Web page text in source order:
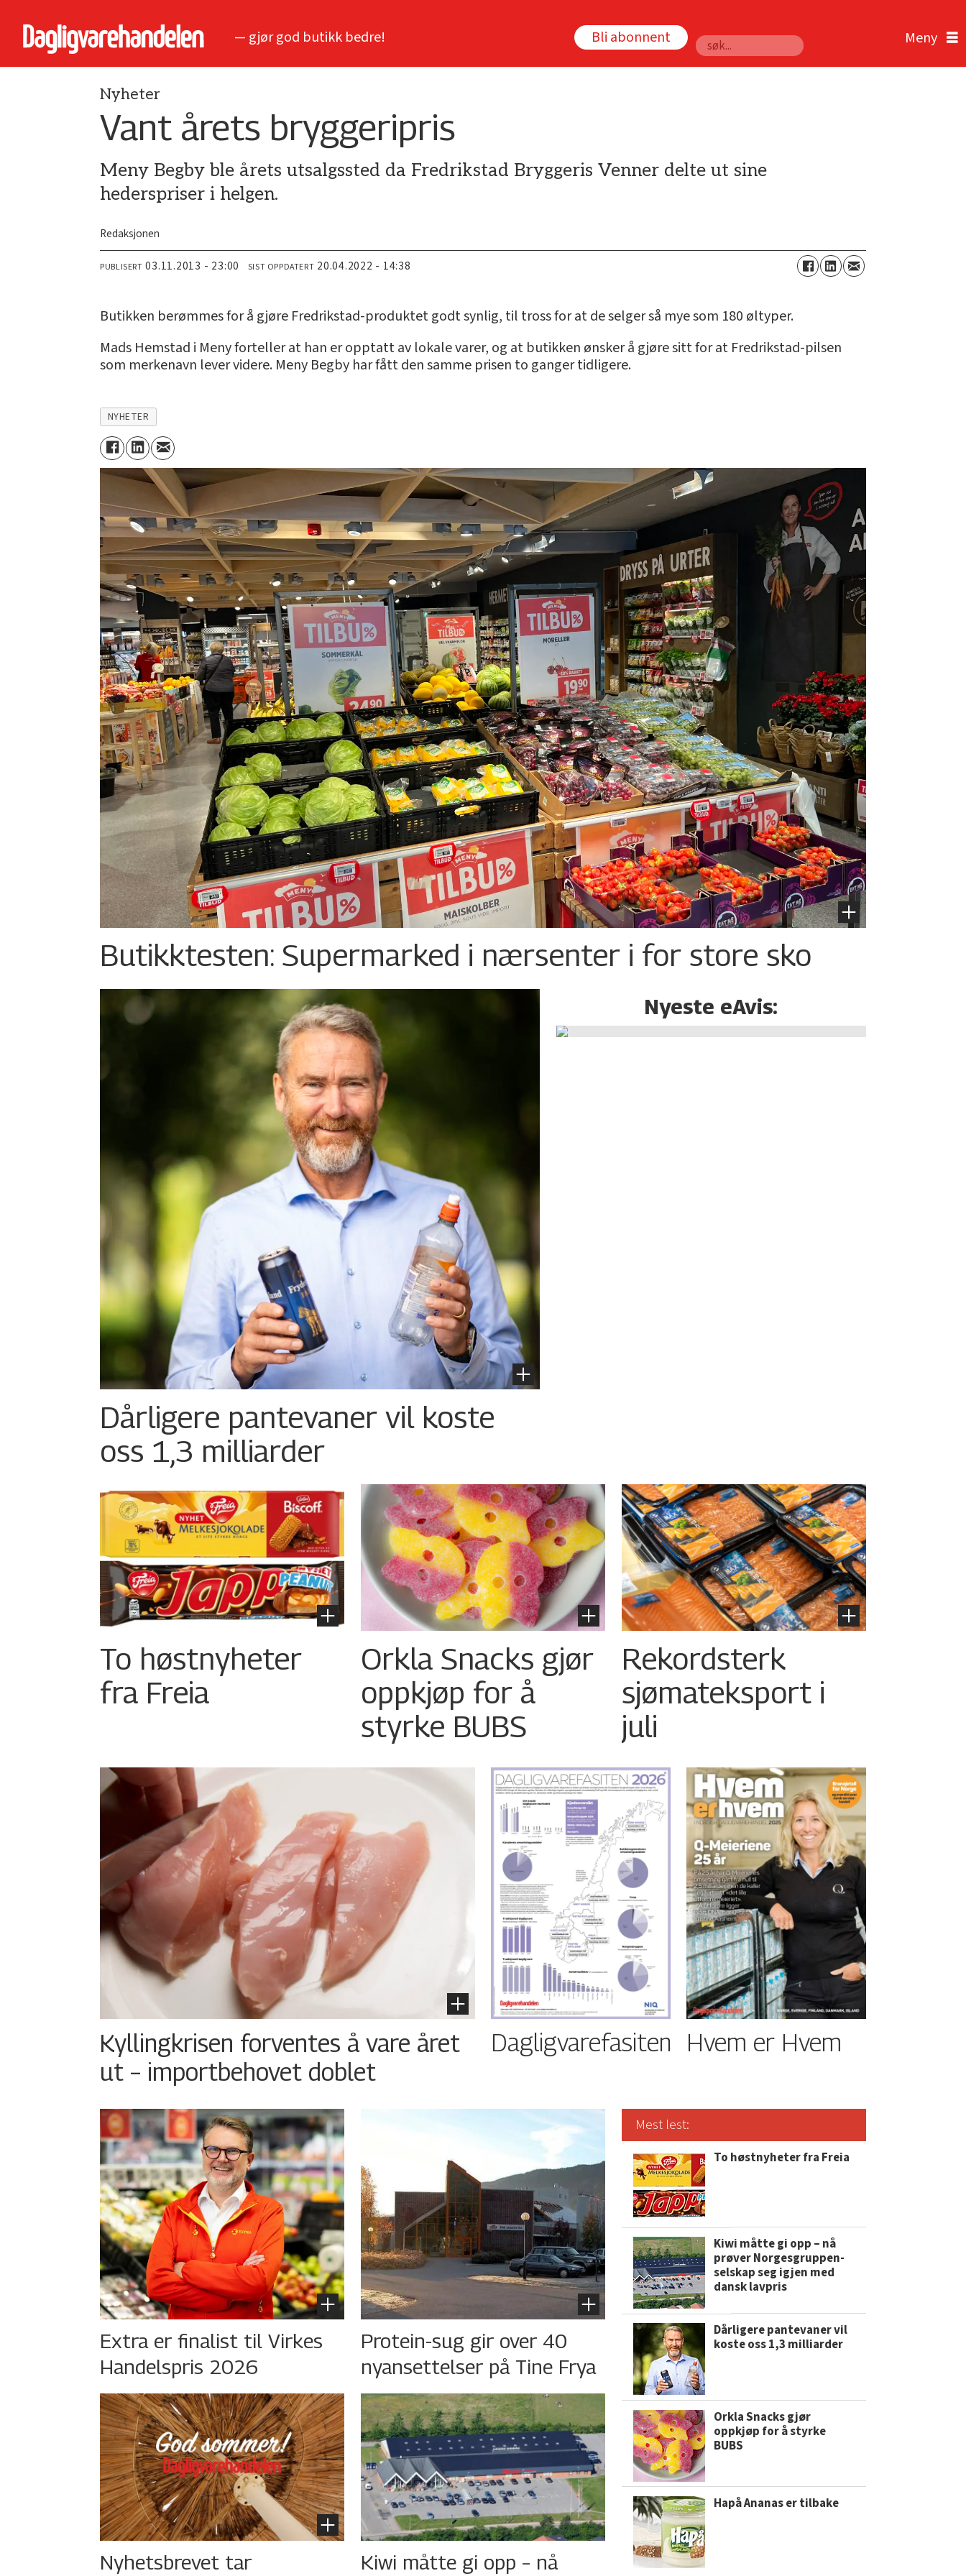
— gjør god butikk bedre! Bli abonnent
Søk
Nyheter
Vant årets bryggeripris
Meny Begby ble årets utsalgssted da Fredrikstad Bryggeris Venner delte ut sine
hederspriser i helgen.
Redaksjonen
PUBLISERT 03.11.2013 - 23:00 SIST OPPDATERT 20.04.2022 - 14:38
Butikken berømmes for å gjøre Fredrikstad-produktet godt synlig, til tross for at de selger så mye som 180 øltyper.
Mads Hemstad i Meny forteller at han er opptatt av lokale varer, og at butikken ønsker å gjøre sitt for at Fredrikstad-pilsen
som merkenavn lever videre. Meny Begby har fått den samme prisen to ganger tidligere.
NYHETER
Butikktesten: Supermarked i nærsenter i for store sko
Dårligere pantevaner vil koste
oss 1,3 milliarder
Nyeste eAvis:
To høstnyheter
fra Freia
Orkla Snacks gjør
oppkjøp for å
styrke BUBS
Rekordsterk
sjømateksport i
juli
Kyllingkrisen forventes å vare året
ut – importbehovet doblet
Dagligvarefasiten Hvem er Hvem
Extra er finalist til Virkes
Handelspris 2026
Nyhetsbrevet tar
Protein-sug gir over 40
nyansettelser på Tine Frya
Kiwi måtte gi opp – nå
Mest lest:
To høstnyheter fra Freia
Kiwi måtte gi opp – nå
prøver Norgesgruppen-
selskap seg igjen med
dansk lavpris
Dårligere pantevaner vil
koste oss 1,3 milliarder
Orkla Snacks gjør
oppkjøp for å styrke
BUBS
Hapå Ananas er tilbake